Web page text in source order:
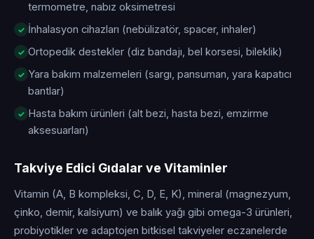
termometre, nabız oksimetresi
İnhalasyon cihazları (nebülizatör, spacer, inhaler)
Ortopedik destekler (diz bandajı, bel korsesi, bileklik)
Yara bakım malzemeleri (sargı, pansuman, yara kapatıcı
bantlar)
Hasta bakım ürünleri (alt bezi, hasta bezi, emzirme
aksesuarları)
Takviye Edici Gıdalar ve Vitaminler
Vitamin (A, B kompleksi, C, D, E, K), mineral (magnezyum,
çinko, demir, kalsiyum) ve balık yağı gibi omega-3 ürünleri,
probiyotikler ve adaptojen bitkisel takviyeler eczanelerde